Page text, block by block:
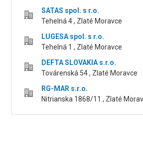
SATAS spol. s r.o.
Tehelná 4 , Zlaté Moravce
LUGESA spol. s r.o.
Tehelná 1 , Zlaté Moravce
DEFTA SLOVAKIA s.r.o.
Továrenská 54 , Zlaté Moravce
RG-MAR s.r.o.
Nitrianska 1868/11 , Zlaté